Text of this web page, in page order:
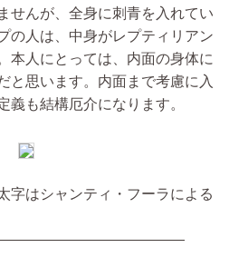
せんが、全身に刺青を入れてい
の人は、中身がレプティリアン
本人にとっては、内面の身体に
と思います。内面まで考慮に入
義も結構厄介になります。
字はシャンティ・フーラによる